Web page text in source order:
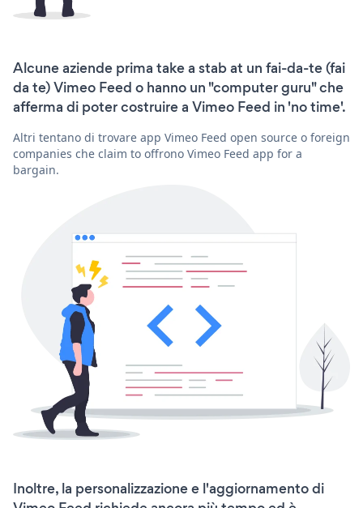
Alcune aziende prima take a stab at un fai-da-te (fai
da te) Vimeo Feed o hanno un "computer guru" che
afferma di poter costruire a Vimeo Feed in 'no time'.
Altri tentano di trovare app Vimeo Feed open source o foreign
companies che claim to offrono Vimeo Feed app for a
bargain.
Inoltre, la personalizzazione e l'aggiornamento di